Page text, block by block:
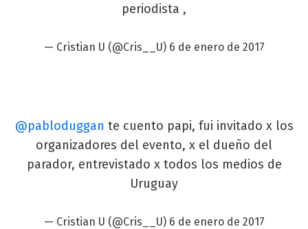
periodista ,
— Cristian U (@Cris__U) 6 de enero de 2017
@pabloduggan te cuento papi, fui invitado x los
organizadores del evento, x el dueño del
parador, entrevistado x todos los medios de
Uruguay
— Cristian U (@Cris__U) 6 de enero de 2017